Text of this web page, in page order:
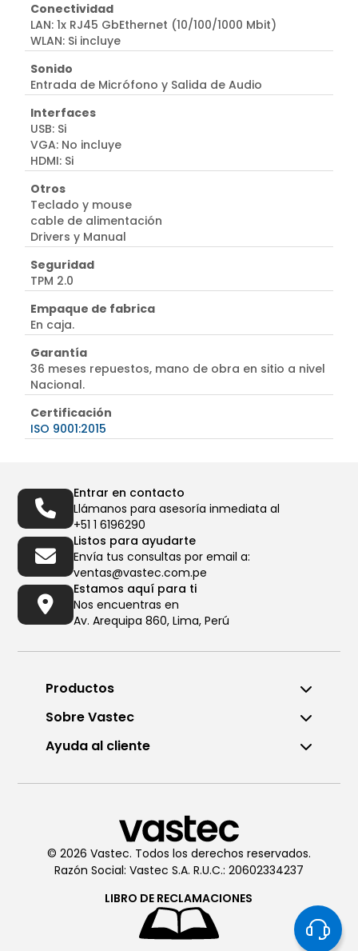
Conectividad
LAN: 1x RJ45 GbEthernet (10/100/1000 Mbit)
WLAN: Si incluye
Sonido
Entrada de Micrófono y Salida de Audio
Interfaces
USB: Si
VGA: No incluye
HDMI: Si
Otros
Teclado y mouse
cable de alimentación
Drivers y Manual
Seguridad
TPM 2.0
Empaque de fabrica
En caja.
Garantía
36 meses repuestos, mano de obra en sitio a nivel
Nacional.
Certificación
ISO 9001:2015
De Lunes a Viernes de 8:00am
a 6:00pm
Chatea conVastec
De Lunes a Viernes de 8:00am
a 6:00pm
Entrar en contacto
Llámanos para asesoría inmediata al
+51 1 6196290
Listos para ayudarte
Envía tus consultas por email a:
ventas@vastec.com.pe
Estamos aquí para ti
Nos encuentras en
Av. Arequipa 860, Lima, Perú
Productos
Sobre Vastec
Ayuda al cliente
© 2026 Vastec. Todos los derechos reservados.
Razón Social: Vastec S.A. R.U.C.: 20602334237
LIBRO DE RECLAMACIONES